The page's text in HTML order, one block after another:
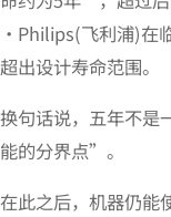
・Philips(飞利浦)在
超出设计寿命范围。
换句话说，五年不是
能的分界点”。
在此之后，机器仍能